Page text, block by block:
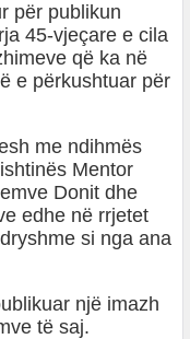
për publikun
45-vjeçare e cila
që ka në
e përkushtuar për
me ndihmës
Mentor
Donit dhe
edhe në rrjetet
si nga ana
një imazh
të saj.